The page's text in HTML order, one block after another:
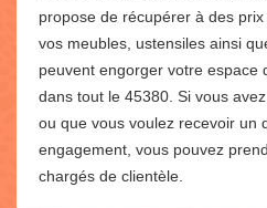
propose de récupérer à des
vos meubles, ustensiles ainsi
peuvent engorger votre espace
dans tout le 45380. Si vous
ou que vous voulez recevoir un
engagement, vous pouvez
chargés de clientèle.